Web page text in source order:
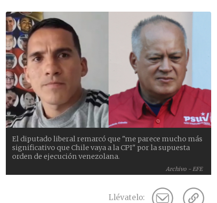
Archivo - EFE
El diputado liberal remarcó que "me parece mucho más
significativo que Chile vaya a la CPI" por la supuesta
orden de ejecución venezolana.
Llévatelo: